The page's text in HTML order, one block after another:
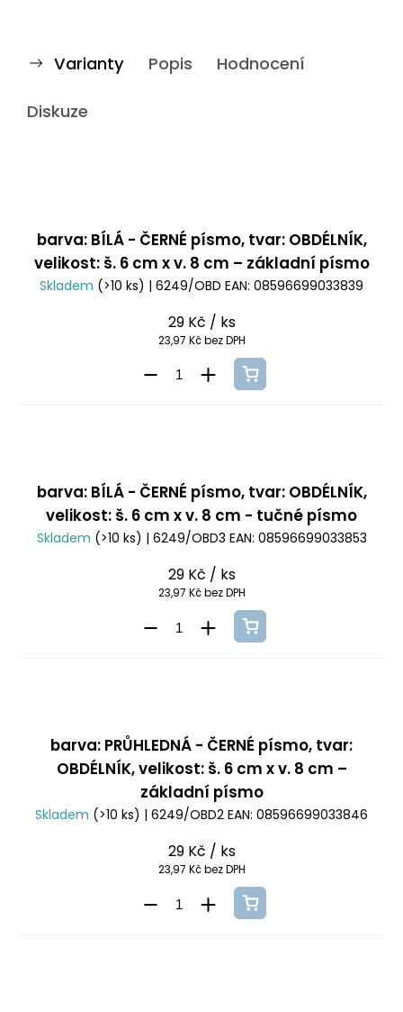
Varianty Popis Hodnocení
Diskuze
barva: BÍLÁ - ČERNÉ písmo, tvar: OBDÉLNÍK,
velikost: š. 6 cm x v. 8 cm – základní písmo
Skladem (>10 ks) | 6249/OBD EAN: 08596699033839
29 Kč / ks
23,97 Kč bez DPH
barva: BÍLÁ - ČERNÉ písmo, tvar: OBDÉLNÍK,
velikost: š. 6 cm x v. 8 cm - tučné písmo
Skladem (>10 ks) | 6249/OBD3 EAN: 08596699033853
29 Kč / ks
23,97 Kč bez DPH
barva: PRŮHLEDNÁ - ČERNÉ písmo, tvar:
OBDÉLNÍK, velikost: š. 6 cm x v. 8 cm –
základní písmo
Skladem (>10 ks) | 6249/OBD2 EAN: 08596699033846
29 Kč / ks
23,97 Kč bez DPH